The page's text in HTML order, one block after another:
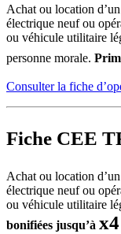
Achat ou location
électrique neuf ou
ou véhicule utilitaire
personne morale.
Consulter la fiche
Fiche CEE
Achat ou location
électrique neuf ou
ou véhicule utilitaire
bonifiées jusqu’à x4